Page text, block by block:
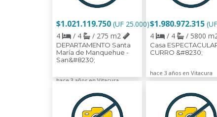
$1.021.119.750 (UF 25.000)
4
/ 4 / 275 m2
DEPARTAMENTO Santa
María de Manquehue -
San&#8230;
hace 3 años en Vitacura
$1.980.972.315
4
/ 4 / 5800
Casa
CURRO &#8230;
hace 3 años en Vitacura